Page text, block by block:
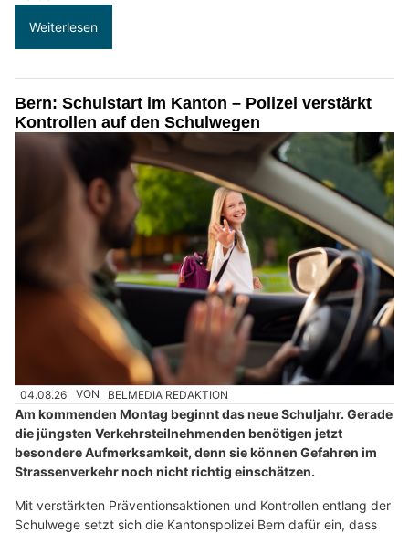
Weiterlesen
Bern: Schulstart im Kanton – Polizei verstärkt
Kontrollen auf den Schulwegen
04.08.26 VON BELMEDIA REDAKTION
Am kommenden Montag beginnt das neue Schuljahr. Gerade
die jüngsten Verkehrsteilnehmenden benötigen jetzt
besondere Aufmerksamkeit, denn sie können Gefahren im
Strassenverkehr noch nicht richtig einschätzen.
Mit verstärkten Präventionsaktionen und Kontrollen entlang der
Schulwege setzt sich die Kantonspolizei Bern dafür ein, dass